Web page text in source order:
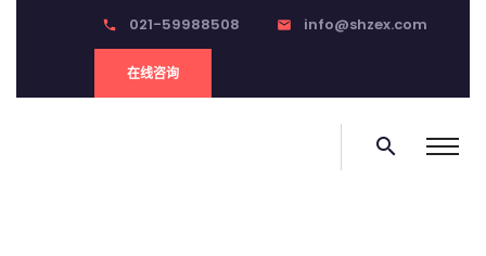
phone 021-59988508 email info@shzex.com
在线咨询
search